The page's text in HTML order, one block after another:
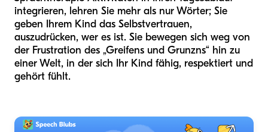
integrieren, lehren Sie mehr als nur Wörter; Sie
geben Ihrem Kind das Selbstvertrauen,
auszudrücken, wer es ist. Sie bewegen sich weg von
der Frustration des „Greifens und Grunzns“ hin zu
einer Welt, in der sich Ihr Kind fähig, respektiert und
gehört fühlt.